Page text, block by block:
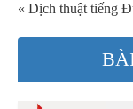
« Dịch thuật tiếng